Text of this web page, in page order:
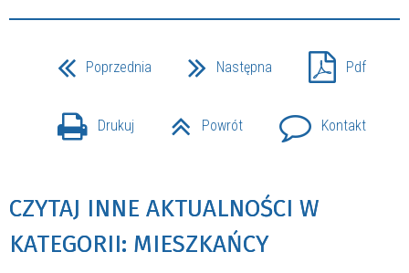
Poprzednia Następna Pdf
Drukuj Powrót Kontakt
CZYTAJ INNE AKTUALNOŚCI W
KATEGORII: MIESZKAŃCY